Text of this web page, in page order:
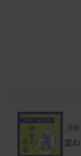
◆新たな歯周
ドックのメニュ
後、特定健診受
連載
変